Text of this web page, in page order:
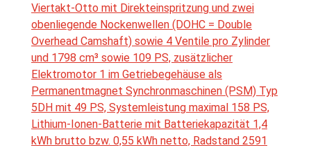
Viertakt-Otto mit Direkteinspritzung und zwei
obenliegende Nockenwellen (DOHC = Double
Overhead Camshaft) sowie 4 Ventile pro Zylinder
und 1798 cm³ sowie 109 PS, zusätzlicher
Elektromotor 1 im Getriebegehäuse als
Permanentmagnet Synchronmaschinen (PSM) Typ
5DH mit 49 PS, Systemleistung maximal 158 PS,
Lithium-Ionen-Batterie mit Batteriekapazität 1,4
kWh brutto bzw. 0,55 kWh netto, Radstand 2591